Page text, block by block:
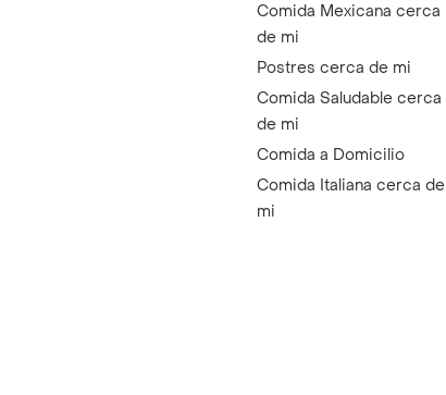
Comida Mexicana cerca
de mi
Postres cerca de mi
Comida Saludable cerca
de mi
Comida a Domicilio
Comida Italiana cerca de
mi